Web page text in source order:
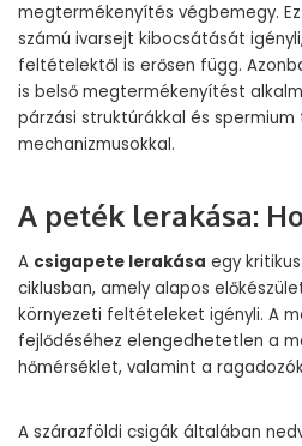
megtermékenyítés végbemegy.
számú ivarsejt kibocsátását
feltételektől is erősen függ.
is belső megtermékenyítést
párzási struktúrákkal és spermium
mechanizmusokkal.
A peték lerakása:
A csigapete lerakása egy
ciklusban, amely alapos
környezeti feltételeket igényli. A
fejlődéséhez elengedhetetlen a
hőmérséklet, valamint a
A szárazföldi csigák általában